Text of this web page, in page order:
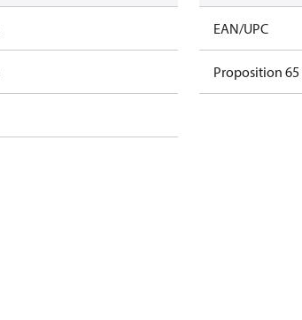
EAN/UPC
Proposition 65